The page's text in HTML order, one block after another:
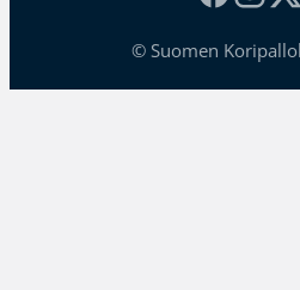
© Suomen